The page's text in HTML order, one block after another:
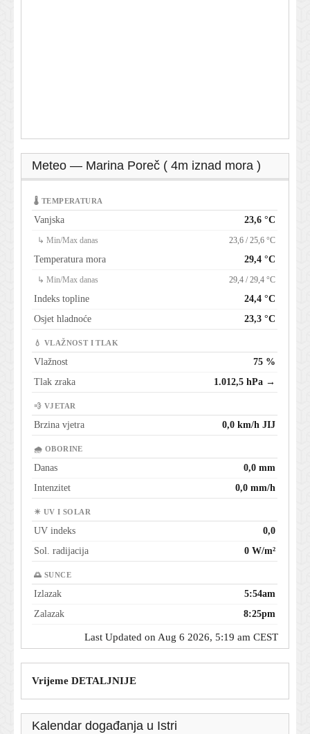
Meteo — Marina Poreč ( 4m iznad mora )
🌡 TEMPERATURA
Vanjska 23,6 °C
↳ Min/Max danas 23,6 / 25,6 °C
Temperatura mora 29,4 °C
↳ Min/Max danas 29,4 / 29,4 °C
Indeks topline
24,4 °C
Osjet hladnoće
23,3 °C
💧 VLAŽNOST I TLAK
Vlažnost
75 %
Tlak zraka
1.012,5 hPa →
💨 VJETAR
Brzina vjetra 0,0 km/h JIJ
🌧 OBORINE
Danas
0,0 mm
Intenzitet
0,0 mm/h
☀ UV I SOLAR
UV indeks
0,0
Sol. radijacija
0 W/m²
🌅 SUNCE
Izlazak
5:54am
Zalazak
8:25pm
Last Updated on Aug 6 2026, 5:19 am CEST
Vrijeme DETALJNIJE
Kalendar događanja u Istri